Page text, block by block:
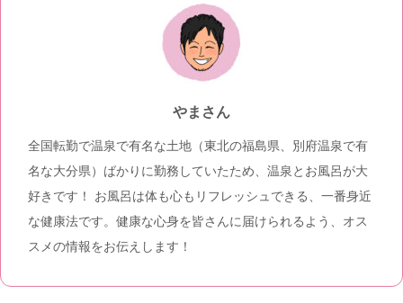
やまさん
全国転勤で温泉で有名な土地（東北の福島県、別府温泉で有
名な大分県）ばかりに勤務していたため、温泉とお風呂が大
好きです！ お風呂は体も心もリフレッシュできる、一番身近
な健康法です。健康な心身を皆さんに届けられるよう、オス
スメの情報をお伝えします！